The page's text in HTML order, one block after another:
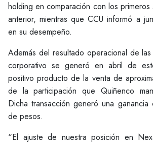
holding en comparación con los
anterior, mientras que CCU informó a
en su desempeño.
Además del resultado operacional de
corporativo se generó en abril de
positivo producto de la venta de
de la participación que Quiñenco
Dicha transacción generó una ganancia
de pesos.
“El ajuste de nuestra posición en